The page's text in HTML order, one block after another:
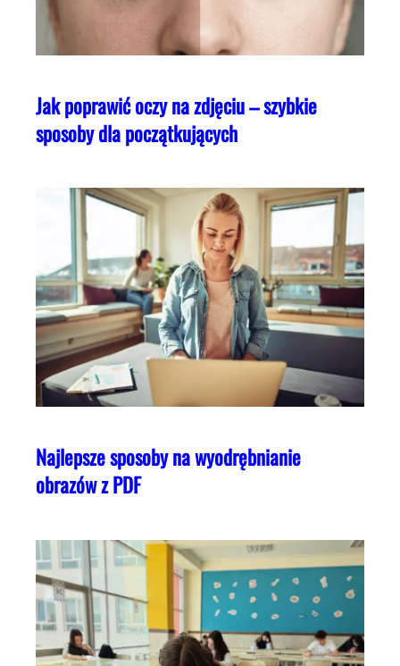
Jak poprawić oczy na zdjęciu – szybkie
sposoby dla początkujących
Najlepsze sposoby na wyodrębnianie
obrazów z PDF